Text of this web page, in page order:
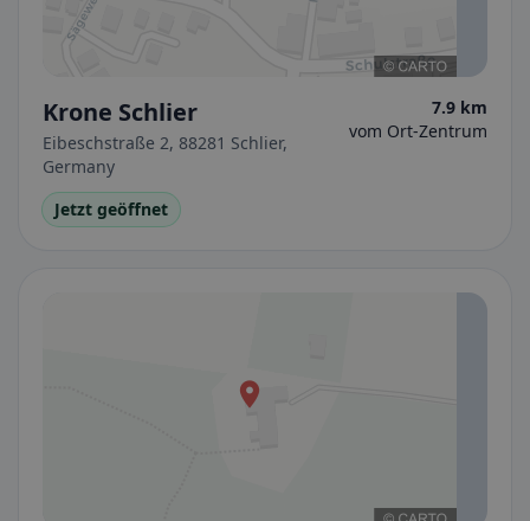
Krone Schlier
Eibeschstraße 2, 88281 Schlier,
Germany
7.9 km
vom Ort-Zentrum
Jetzt geöffnet